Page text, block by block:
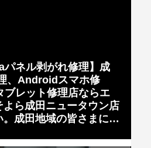
パネル剥がれ修理】成
、Androidスマホ修
ブレット修理店ならエ
よら成田ニュータウン店
成田地域の皆さまに安
理iPhone修理Galaxy